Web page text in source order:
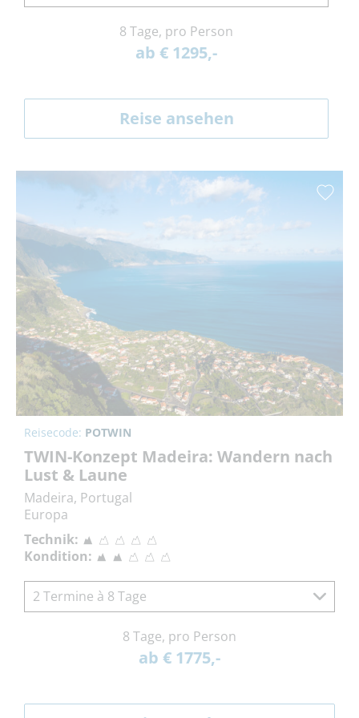
8 Tage, pro Person
ab € 1295,-
Reise ansehen
Reisecode: POTWIN
TWIN-Konzept Madeira: Wandern nach
Lust & Laune
Madeira, Portugal
Europa
Technik:
Kondition:
2 Termine à 8 Tage
8 Tage, pro Person
ab € 1775,-